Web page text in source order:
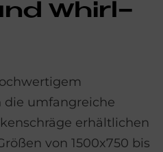
Whirl­
die umfangreiche
erhältlichen
von 1500x750 bis